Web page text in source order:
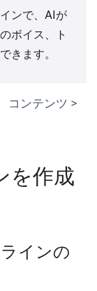
ンで、AIが
ボイス、ト
きます。
コンテンツ >
を作成
インの